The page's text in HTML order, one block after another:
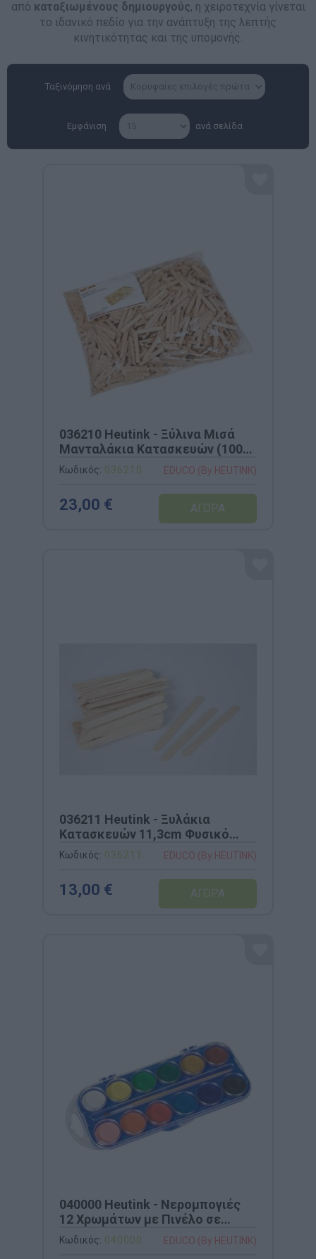
από καταξιωμένους δημιουργούς, η χειροτεχνία γίνεται
το ιδανικό πεδίο για την ανάπτυξη της λεπτής
κινητικότητας και της υπομονής.
Ταξινόμηση ανά
Εμφάνιση ανά σελίδα
036210 Heutink - Ξύλινα Μισά
Μανταλάκια Κατασκευών (1000
τμχ)
Κωδικός: 036210 EDUCO (By HEUTINK)
23,00 €
036211 Heutink - Ξυλάκια
Κατασκευών 11,3cm Φυσικό
Χρώμα (1000 τμχ)
Κωδικός: 036211 EDUCO (By HEUTINK)
13,00 €
040000 Heutink - Νερομπογιές
12 Χρωμάτων με Πινέλο σε
Πλαστική Θήκη
Κωδικός: 040000 EDUCO (By HEUTINK)